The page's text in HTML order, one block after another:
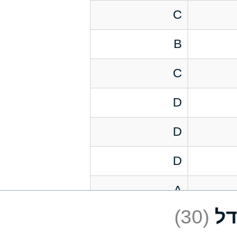
C
B
C
D
D
D
A
D (30)